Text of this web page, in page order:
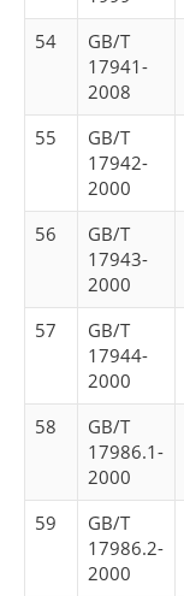
54
GB/T
17941-
2008
55
GB/T
17942-
2000
56
GB/T
17943-
2000
57
GB/T
17944-
2000
58
GB/T
17986.1-
2000
59
GB/T
17986.2-
2000